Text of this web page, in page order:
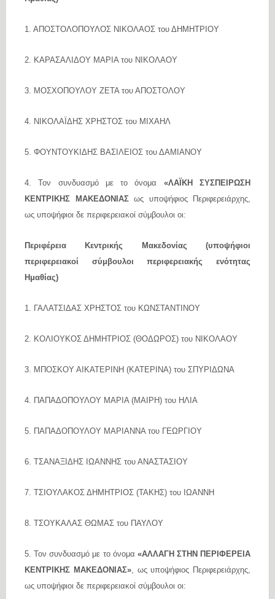
1. ΑΠΟΣΤΟΛΟΠΟΥΛΟΣ ΝΙΚΟΛΑΟΣ του ΔΗΜΗΤΡΙΟΥ
2. ΚΑΡΑΣΑΛΙΔΟΥ ΜΑΡΙΑ του ΝΙΚΟΛΑΟΥ
3. ΜΟΣΧΟΠΟΥΛΟΥ ΖΕΤΑ του ΑΠΟΣΤΟΛΟΥ
4. ΝΙΚΟΛΑΪΔΗΣ ΧΡΗΣΤΟΣ του ΜΙΧΑΗΛ
5. ΦΟΥΝΤΟΥΚΙΔΗΣ ΒΑΣΙΛΕΙΟΣ του ΔΑΜΙΑΝΟΥ
4. Τον συνδυασμό με το όνομα «ΛΑΪΚΗ ΣΥΣΠΕΙΡΩΣΗ
ΚΕΝΤΡΙΚΗΣ ΜΑΚΕΔΟΝΙΑΣως υποψήφιος Περιφερειάρχης,
ως υποψήφιοι δε περιφερειακοί σύμβουλοι οι:
Περιφέρεια Κεντρικής Μακεδονίας (υποψήφιοι
περιφερειακοί σύμβουλοι περιφερειακής ενότητας
Ημαθίας)
1. ΓΑΛΑΤΣΙΔΑΣ ΧΡΗΣΤΟΣ του ΚΩΝΣΤΑΝΤΙΝΟΥ
2. ΚΟΛΙΟΥΚΟΣ ΔΗΜΗΤΡΙΟΣ (ΘΟΔΩΡΟΣ) του ΝΙΚΟΛΑΟΥ
3. ΜΠΟΣΚΟΥ ΑΙΚΑΤΕΡΙΝΗ (ΚΑΤΕΡΙΝΑ) του ΣΠΥΡΙΔΩΝΑ
4. ΠΑΠΑΔΟΠΟΥΛΟΥ ΜΑΡΙΑ (ΜΑΙΡΗ) του ΗΛΙΑ
5. ΠΑΠΑΔΟΠΟΥΛΟΥ ΜΑΡΙΑΝΝΑ του ΓΕΩΡΓΙΟΥ
6. ΤΣΑΝΑΞΙΔΗΣ ΙΩΑΝΝΗΣ του ΑΝΑΣΤΑΣΙΟΥ
7. ΤΣΙΟΥΛΑΚΟΣ ΔΗΜΗΤΡΙΟΣ (ΤΑΚΗΣ) του ΙΩΑΝΝΗ
8. ΤΣΟΥΚΑΛΑΣ ΘΩΜΑΣ του ΠΑΥΛΟΥ
5. Τον συνδυασμό με το όνομα «ΑΛΛΑΓΗ ΣΤΗΝ ΠΕΡΙΦΕΡΕΙΑ
ΚΕΝΤΡΙΚΗΣ ΜΑΚΕΔΟΝΙΑΣ», ως υποψήφιος Περιφερειάρχης,
ως υποψήφιοι δε περιφερειακοί σύμβουλοι οι: